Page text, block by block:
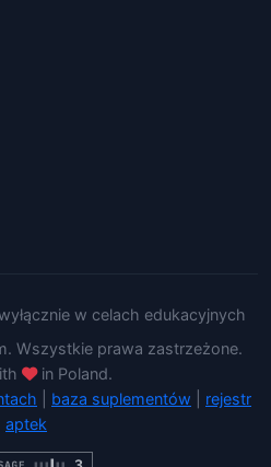
w celach edukacyjnych
Wszystkie prawa zastrzeżone.
in Poland.
baza suplementów
rejestr
aptek